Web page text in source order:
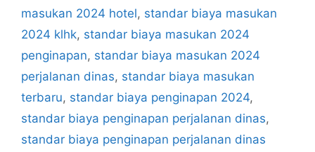
masukan 2024 hotel, standar biaya masukan
2024 klhk, standar biaya masukan 2024
penginapan, standar biaya masukan 2024
perjalanan dinas, standar biaya masukan
terbaru, standar biaya penginapan 2024,
standar biaya penginapan perjalanan dinas,
standar biaya penginapan perjalanan dinas